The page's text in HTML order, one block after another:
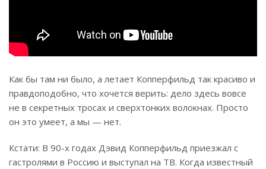
Как бы там ни было, а летает Копперфильд так красиво и
правдоподобно, что хочется верить: дело здесь вовсе
не в секретных тросах и сверхтонких волокнах. Просто
он это умеет, а мы — нет.
Кстати: В 90-х годах Дэвид Копперфильд приезжал с
гастролями в Россию и выступал на ТВ. Когда известный